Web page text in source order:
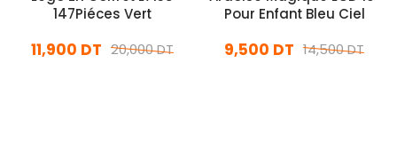
147Piéces Vert
20,000 DT
11,900 DT
Pour Enfant Bleu Ciel
14,500 DT
9,500 DT